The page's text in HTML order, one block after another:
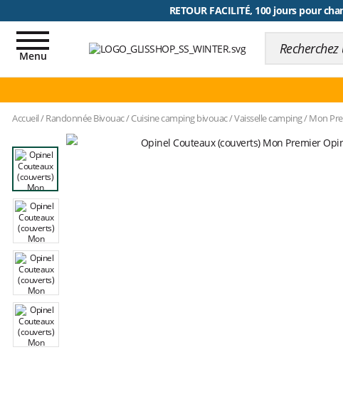
RETOUR FACILITÉ, 100 jours pour
PAYER EN 3 FOIS dès 100€
Toggle
navigation
Menu
Accueil/Randonnée Bivouac/Cuisine camping bivouac/Vaisselle camping/Mon